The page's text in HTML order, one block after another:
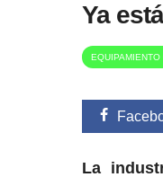
Ya
EQUIPAMIENTO
La